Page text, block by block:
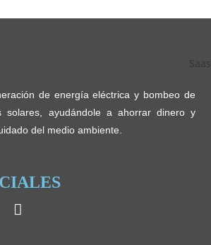
de energía eléctrica y bombeo de
solares, ayudándole a ahorrar dinero y
del medio ambiente.